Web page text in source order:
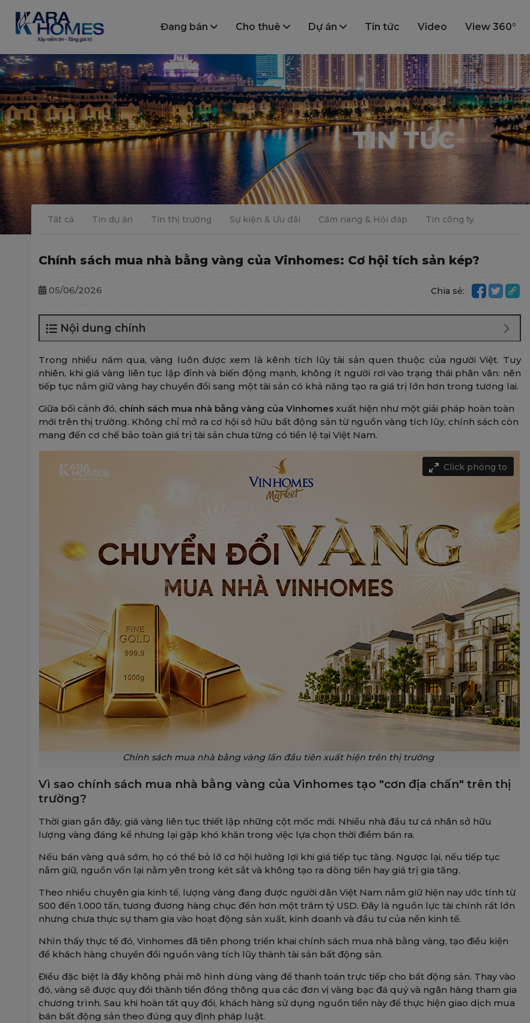
Đang bán Cho thuê Dự án Tin tức Video View 360°
TIN TỨC
Tất cả Tin dự án Tin thị trường Sự kiện & Ưu đãi Cẩm nang & Hỏi đáp Tin công ty
Chính sách mua nhà bằng vàng của Vinhomes: Cơ hội tích sản kép?
05/06/2026 Chia sẻ:
Nội dung chính
Trong nhiều năm qua, vàng luôn được xem là kênh tích lũy tài sản quen thuộc của người Việt. Tuy
nhiên, khi giá vàng liên tục lập đỉnh và biến động mạnh, không ít người rơi vào trạng thái phân vân: nên
tiếp tục nắm giữ vàng hay chuyển đổi sang một tài sản có khả năng tạo ra giá trị lớn hơn trong tương lai.
Giữa bối cảnh đó, chính sách mua nhà bằng vàng của Vinhomes xuất hiện như một giải pháp hoàn toàn
mới trên thị trường. Không chỉ mở ra cơ hội sở hữu bất động sản từ nguồn vàng tích lũy, chính sách còn
mang đến cơ chế bảo toàn giá trị tài sản chưa từng có tiền lệ tại Việt Nam.
Click phóng to
Chính sách mua nhà bằng vàng lần đầu tiên xuất hiện trên thị trường
Vì sao chính sách mua nhà bằng vàng của Vinhomes tạo "cơn địa chấn" trên thị
trường?
Thời gian gần đây, giá vàng liên tục thiết lập những cột mốc mới. Nhiều nhà đầu tư cá nhân sở hữu
lượng vàng đáng kể nhưng lại gặp khó khăn trong việc lựa chọn thời điểm bán ra.
Nếu bán vàng quá sớm, họ có thể bỏ lỡ cơ hội hưởng lợi khi giá tiếp tục tăng. Ngược lại, nếu tiếp tục
nắm giữ, nguồn vốn lại nằm yên trong két sắt và không tạo ra dòng tiền hay giá trị gia tăng.
Theo nhiều chuyên gia kinh tế, lượng vàng đang được người dân Việt Nam nắm giữ hiện nay ước tính từ
500 đến 1.000 tấn, tương đương hàng chục đến hơn một trăm tỷ USD. Đây là nguồn lực tài chính rất lớn
nhưng chưa thực sự tham gia vào hoạt động sản xuất, kinh doanh và đầu tư của nền kinh tế.
Nhìn thấy thực tế đó, Vinhomes đã tiên phong triển khai chính sách mua nhà bằng vàng, tạo điều kiện
để khách hàng chuyển đổi nguồn vàng tích lũy thành tài sản bất động sản.
Điều đặc biệt là đây không phải mô hình dùng vàng để thanh toán trực tiếp cho bất động sản. Thay vào
đó, vàng sẽ được quy đổi thành tiền đồng thông qua các đơn vị vàng bạc đá quý và ngân hàng tham gia
chương trình. Sau khi hoàn tất quy đổi, khách hàng sử dụng nguồn tiền này để thực hiện giao dịch mua
bán bất động sản theo đúng quy định pháp luật.